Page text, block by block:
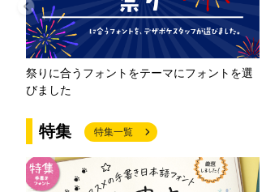
祭りに合うフォントをテーマにフォントを選
びました
特集 特集一覧